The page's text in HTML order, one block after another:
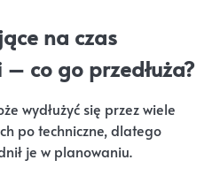
na czas
co go przedłuża?
wydłużyć się przez wiele
po techniczne, dlatego
je w planowaniu.